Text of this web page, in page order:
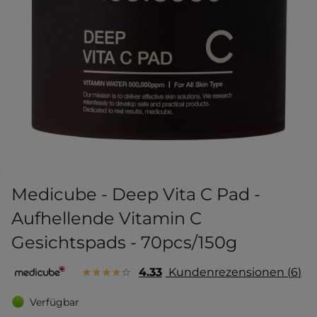
Medicube - Deep Vita C Pad -
Aufhellende Vitamin C
Gesichtspads - 70pcs/150g
4.33 Kundenrezensionen 6
Verfügbar